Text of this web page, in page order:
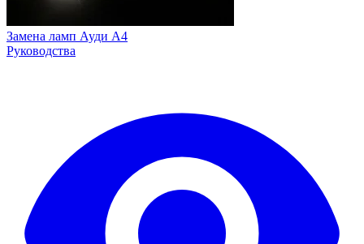
Замена ламп Ауди А4
Руководства